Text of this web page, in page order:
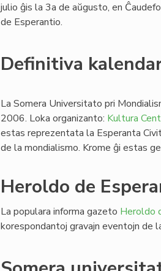
julio ĝis la 3a de aŭgusto, en
de Esperantio.
Definitiva
La Somera Universitato pri
2006. Loka organizanto: Kultura
estas reprezentata la Esperanta
de la mondialismo. Krome ĝi estas
Heroldo de
La populara informa gazeto Heroldo
korespondantoj gravajn eventojn de